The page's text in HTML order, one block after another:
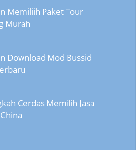
Memiliih Paket Tour
Murah
Download Mod Bussid
Cerdas Memilih Jasa